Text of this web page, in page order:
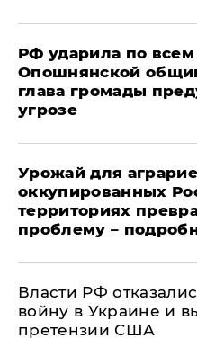
РФ ударила по
Опошнянской
глава громады
угрозе
Урожай для
оккупированных
территориях
проблему –
Власти РФ
войну в Украине и
претензии США